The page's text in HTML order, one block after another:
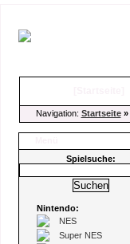
Navigation: Startseite»
Spielsuche:
Nintendo:
NES
Super NES